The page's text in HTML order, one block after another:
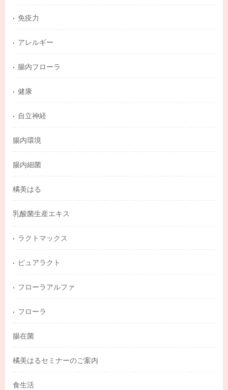
免疫力
アレルギー
腸内フローラ
健康
自立神経
腸内環境
腸内細菌
橘美はる
乳酸菌生産エキス
ラクトマックス
ピュアラクト
フローラアルファ
フローラ
腸在菌
橘美はるセミナーのご案内
食生活